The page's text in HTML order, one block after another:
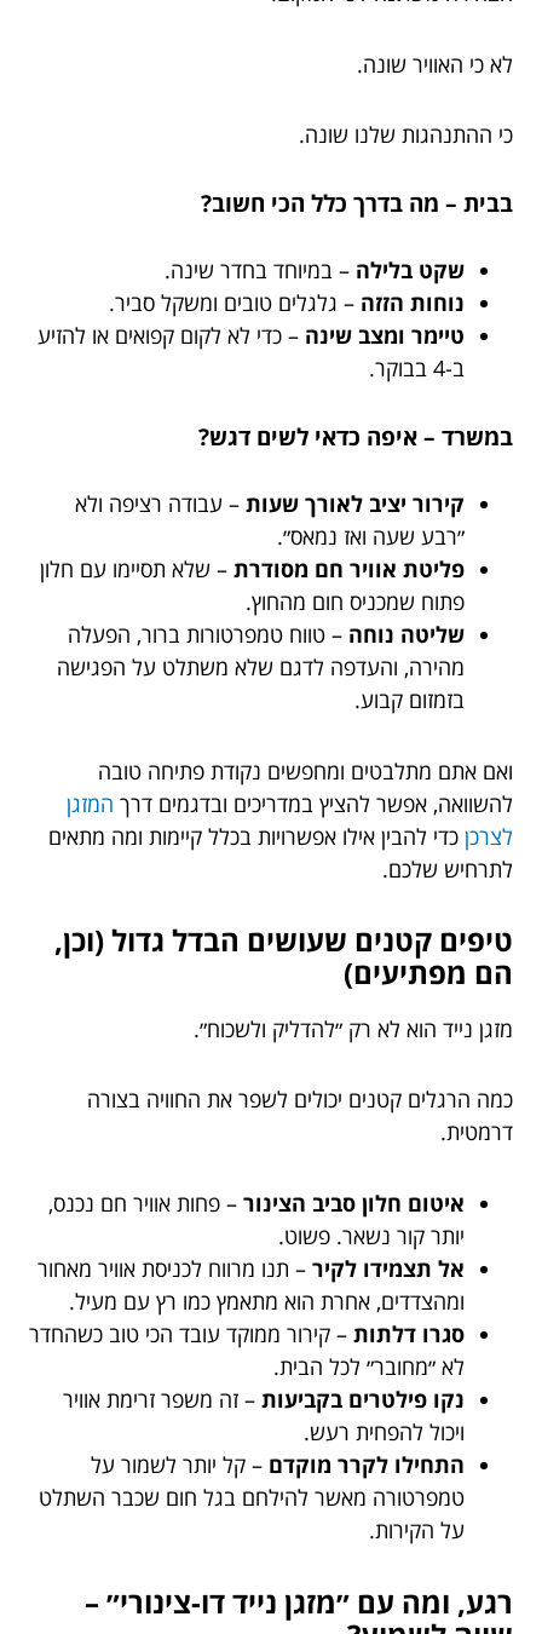
לא כי האוויר שונה.
כי ההתנהגות שלנו שונה.
בבית – מה בדרך כלל הכי חשוב?
שקט בלילה – במיוחד בחדר שינה.
נוחות הזזה – גלגלים טובים ומשקל סביר.
טיימר ומצב שינה – כדי לא לקום קפואים או להזיע
ב-4 בבוקר.
במשרד – איפה כדאי לשים דגש?
קירור יציב לאורך שעות – עבודה רציפה ולא
״רבע שעה ואז נמאס״.
פליטת אוויר חם מסודרת – שלא תסיימו עם חלון
פתוח שמכניס חום מהחוץ.
שליטה נוחה – טווח טמפרטורות ברור, הפעלה
מהירה, והעדפה לדגם שלא משתלט על הפגישה
בזמזום קבוע.
ואם אתם מתלבטים ומחפשים נקודת פתיחה טובה
להשוואה, אפשר להציץ במדריכים ובדגמים דרך המזגן
לצרכן כדי להבין אילו אפשרויות בכלל קיימות ומה מתאים
לתרחיש שלכם.
טיפים קטנים שעושים הבדל גדול (וכן,
הם מפתיעים)
מזגן נייד הוא לא רק ״להדליק ולשכוח״.
כמה הרגלים קטנים יכולים לשפר את החוויה בצורה
דרמטית.
איטום חלון סביב הצינור – פחות אוויר חם נכנס,
יותר קור נשאר. פשוט.
אל תצמידו לקיר – תנו מרווח לכניסת אוויר מאחור
ומהצדדים, אחרת הוא מתאמץ כמו רץ עם מעיל.
סגרו דלתות – קירור ממוקד עובד הכי טוב כשהחדר
לא ״מחובר״ לכל הבית.
נקו פילטרים בקביעות – זה משפר זרימת אוויר
ויכול להפחית רעש.
התחילו לקרר מוקדם – קל יותר לשמור על
טמפרטורה מאשר להילחם בגל חום שכבר השתלט
על הקירות.
רגע, ומה עם ״מזגן נייד דו-צינורי״ –